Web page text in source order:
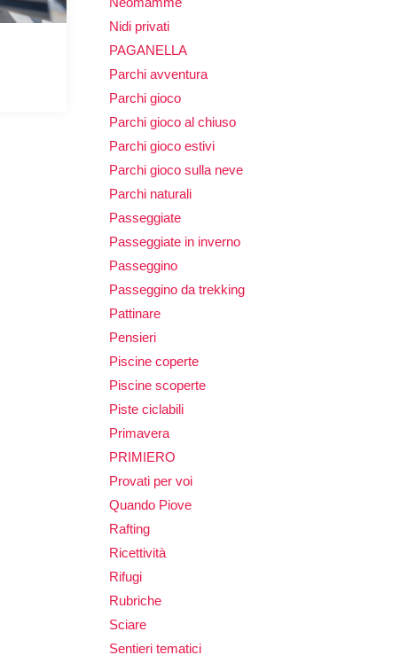
Nidi privati
PAGANELLA
Parchi avventura
Parchi gioco
Parchi gioco al chiuso
Parchi gioco estivi
Parchi gioco sulla neve
Parchi naturali
Passeggiate
Passeggiate in inverno
Passeggino
Passeggino da trekking
Pattinare
Pensieri
Piscine coperte
Piscine scoperte
Piste ciclabili
Primavera
PRIMIERO
Provati per voi
Quando Piove
Rafting
Ricettività
Rifugi
Rubriche
Sciare
Sentieri tematici